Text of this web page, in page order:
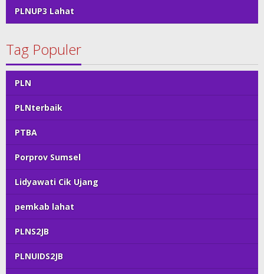
PLNUP3 Lahat
Tag Populer
PLN
PLNterbaik
PTBA
Porprov Sumsel
Lidyawati Cik Ujang
pemkab lahat
PLNS2JB
PLNUIDS2JB